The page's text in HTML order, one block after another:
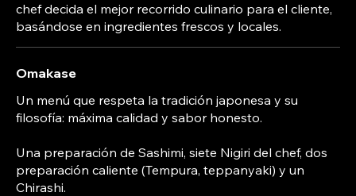
chef decida el mejor recorrido culinario para el cliente,
basándose en ingredientes frescos y locales.
Omakase
Un menú que respeta la tradición japonesa y su
filosofía: máxima calidad y sabor honesto.
Una preparación de Sashimi, siete Nigiri del chef, dos
preparación caliente (Tempura, teppanyaki) y un
Chirashi.